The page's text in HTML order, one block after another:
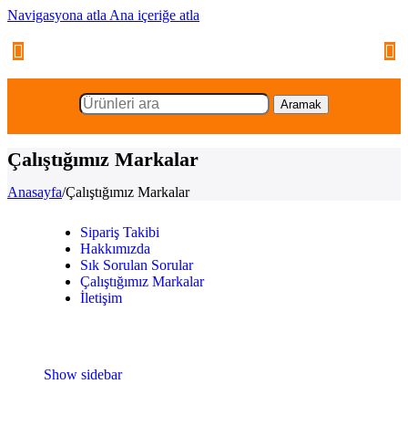
Navigasyona atla Ana içeriğe atla
Aramak
Çalıştığımız Markalar
Anasayfa/Çalıştığımız Markalar
Sipariş Takibi
Hakkımızda
Sık Sorulan Sorular
Çalıştığımız Markalar
İletişim
Show sidebar